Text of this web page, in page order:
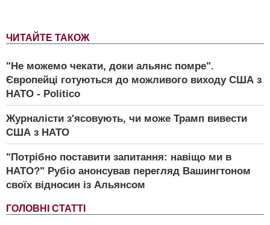
ЧИТАЙТЕ ТАКОЖ
"Не можемо чекати, доки альянс помре".
Європейці готуються до можливого виходу США з
НАТО - Politico
Журналісти з'ясовують, чи може Трамп вивести
США з НАТО
"Потрібно поставити запитання: навіщо ми в
НАТО?" Рубіо анонсував перегляд Вашингтоном
своїх відносин із Альянсом
ГОЛОВНІ СТАТТІ